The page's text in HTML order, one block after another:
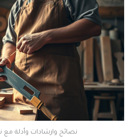
نصائح وارشادات وأدلة مع